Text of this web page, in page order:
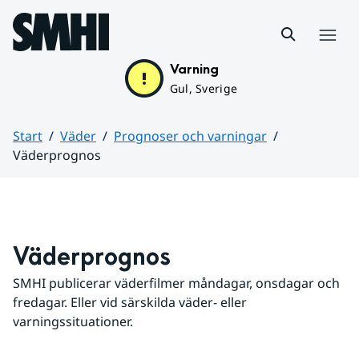
Hoppa till sidans innehåll
Varning
Gul, Sverige
Start Väder
Prognoser och varningar
Väderprognos
Väderprognos
SMHI publicerar väderfilmer måndagar, onsdagar och
fredagar. Eller vid särskilda väder- eller
varningssituationer.